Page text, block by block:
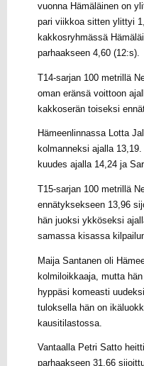
vuonna Hämäläinen on
pari viikkoa sitten ylittyi
kakkosryhmässä
parhaakseen 4,60 (12:s).
T14-sarjan 100 metrillä
oman eränsä voittoon
kakkoserän toiseksi
Hämeenlinnassa Lotta
kolmanneksi ajalla
kuudes ajalla 14,24 ja
T15-sarjan 100 metrillä
ennätyksekseen 13,96
hän juoksi ykköseksi
samassa kisassa
Maija Santanen oli
kolmiloikkaaja, mutta
hyppäsi komeasti
tuloksella hän on
kausitilastossa.
Vantaalla Petri Satto
parhaakseen 31,66